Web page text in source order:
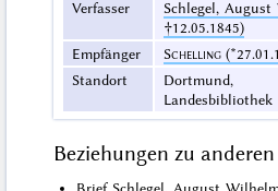
Verfasser
Schlegel, August
†12.05.1845)
Empfänger
Schelling
Standort
Landesbibliothek
Beziehungen zu